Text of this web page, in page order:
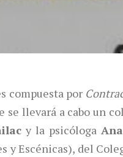
compuesta por
se llevará a cabo un
y la psicóloga
y Escénicas), del